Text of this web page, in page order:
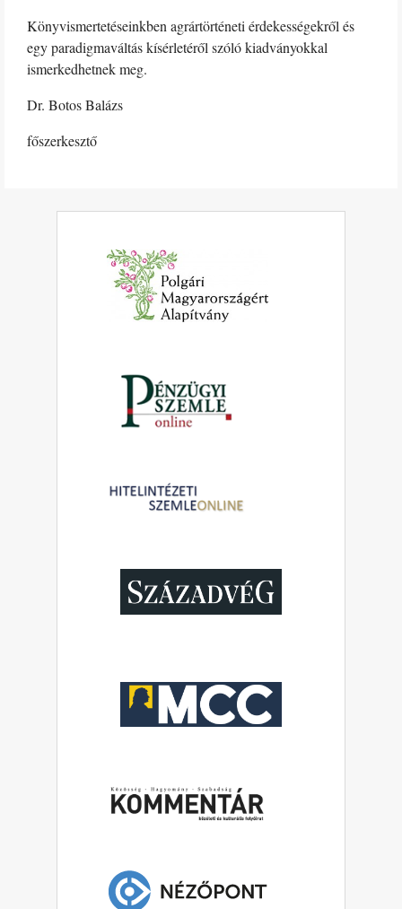
Könyvismertetéseinkben agrártörténeti érdekességekről és
egy paradigmaváltás kísérletéről szóló kiadványokkal
ismerkedhetnek meg.
Dr. Botos Balázs
főszerkesztő